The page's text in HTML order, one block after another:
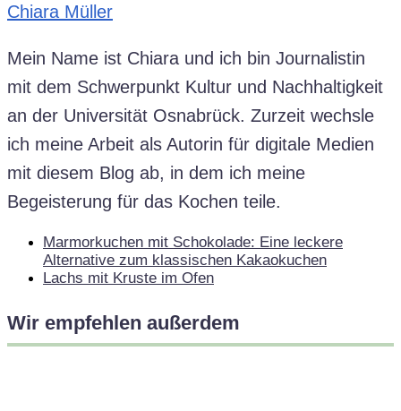
Chiara Müller
Mein Name ist Chiara und ich bin Journalistin
mit dem Schwerpunkt Kultur und Nachhaltigkeit
an der Universität Osnabrück. Zurzeit wechsle
ich meine Arbeit als Autorin für digitale Medien
mit diesem Blog ab, in dem ich meine
Begeisterung für das Kochen teile.
Marmorkuchen mit Schokolade: Eine leckere
Alternative zum klassischen Kakaokuchen
Lachs mit Kruste im Ofen
Wir empfehlen außerdem